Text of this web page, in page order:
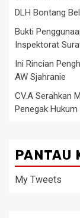
DLH Bontang
Bukti
Inspektorat
Ini Rincian
AW Sjahranie
CV.A Serahkan
Penegak
PANTAU
My Tweets